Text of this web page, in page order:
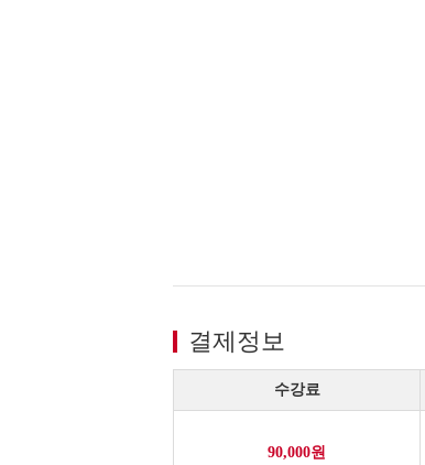
결제정보
수강료
90,000원